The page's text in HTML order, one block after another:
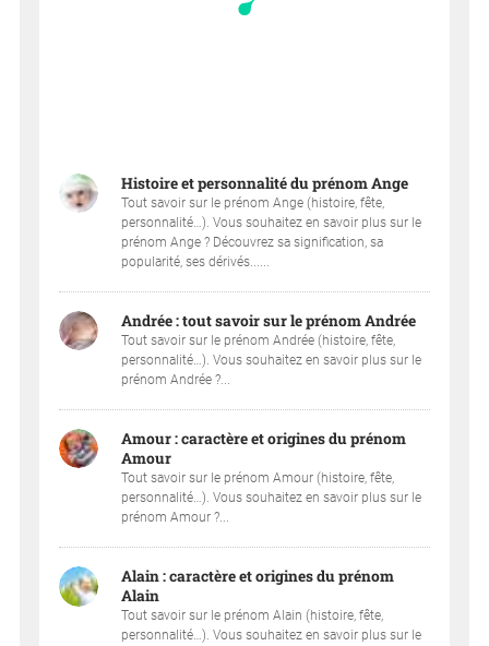
Histoire et personnalité du prénom Ange
Tout savoir sur le prénom Ange (histoire, fête,
personnalité…). Vous souhaitez en savoir plus sur le
prénom Ange ? Découvrez sa signification, sa
popularité, ses dérivés......
Andrée : tout savoir sur le prénom Andrée
Tout savoir sur le prénom Andrée (histoire, fête,
personnalité…). Vous souhaitez en savoir plus sur le
prénom Andrée ?...
Amour : caractère et origines du prénom
Amour
Tout savoir sur le prénom Amour (histoire, fête,
personnalité…). Vous souhaitez en savoir plus sur le
prénom Amour ?...
Alain : caractère et origines du prénom
Alain
Tout savoir sur le prénom Alain (histoire, fête,
personnalité…). Vous souhaitez en savoir plus sur le